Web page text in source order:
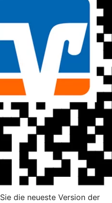
die neueste Version der